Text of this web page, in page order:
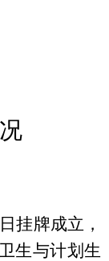
挂牌成立，
生与计划生